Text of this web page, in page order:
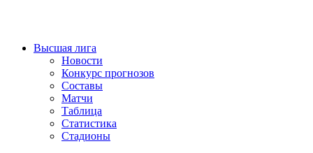
Высшая лига
Новости
Конкурс прогнозов
Составы
Матчи
Таблица
Статистика
Стадионы